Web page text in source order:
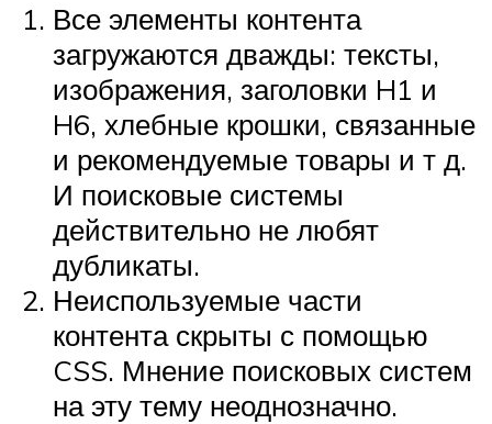
Все элементы контента
загружаются дважды: тексты,
изображения, заголовки H1 и
H6, хлебные крошки, связанные
и рекомендуемые товары и т д.
И поисковые системы
действительно не любят
дубликаты.
Неиспользуемые части
контента скрыты с помощью
CSS. Мнение поисковых систем
на эту тему неоднозначно.